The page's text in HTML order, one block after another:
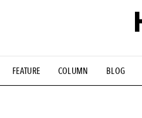
FEATURE COLUMN BLOG
#ESSENTIAL DESIGNS #古着サミ
#Commune H #FOCUS IT